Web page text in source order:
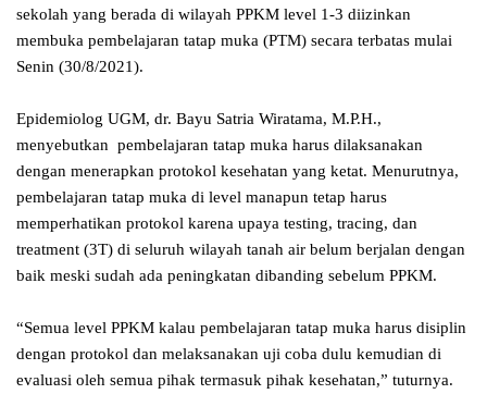
sekolah yang berada di wilayah PPKM level 1-3 diizinkan
membuka pembelajaran tatap muka (PTM) secara terbatas mulai
Senin (30/8/2021).
Epidemiolog UGM, dr. Bayu Satria Wiratama, M.P.H.,
menyebutkan pembelajaran tatap muka harus dilaksanakan
dengan menerapkan protokol kesehatan yang ketat. Menurutnya,
pembelajaran tatap muka di level manapun tetap harus
memperhatikan protokol karena upaya testing, tracing, dan
treatment (3T) di seluruh wilayah tanah air belum berjalan dengan
baik meski sudah ada peningkatan dibanding sebelum PPKM.
“Semua level PPKM kalau pembelajaran tatap muka harus disiplin
dengan protokol dan melaksanakan uji coba dulu kemudian di
evaluasi oleh semua pihak termasuk pihak kesehatan,” tuturnya.